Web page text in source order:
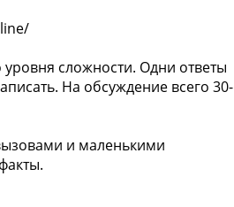
сложности. Одни ответы
На обсуждение всего 30-
и маленькими